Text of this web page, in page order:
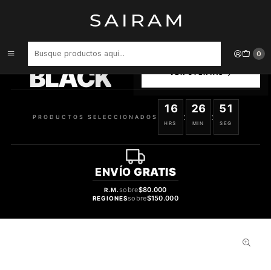
0
Perfume Le Chameau Desert Angel Unisex Edp 100 ml
BLACK
SELECCIONADOS
PRODUCTOS SELECCIONADOS
16
HRS
:
26
MIN
:
50
SEG
ENVÍO GRATIS
R.M.sobre$80.000
REGIONESsobre$150.000